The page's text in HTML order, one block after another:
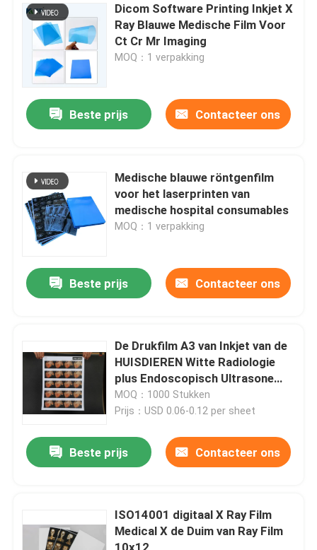
Dicom Software Printing Inkjet X
Ray Blauwe Medische Film Voor
Ct Cr Mr Imaging
MOQ：1 verpakking
Beste prijs Contacteer ons
Medische blauwe röntgenfilm
voor het laserprinten van
medische hospital consumables
MOQ：1 verpakking
Beste prijs Contacteer ons
De Drukfilm A3 van Inkjet van de
HUISDIEREN Witte Radiologie
plus Endoscopisch Ultrasone
klankbeeld X Ray Film
MOQ：1000 Stukken
Prijs：USD 0.06-0.12 per sheet
Beste prijs Contacteer ons
ISO14001 digitaal X Ray Film
Medical X de Duim van Ray Film